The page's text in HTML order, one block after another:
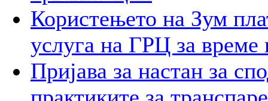
Користењето на Зум
услуга на ГРЦ за време
Пријава за настан за